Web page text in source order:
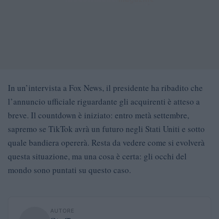
In un’intervista a Fox News, il presidente ha ribadito che
l’annuncio ufficiale riguardante gli acquirenti è atteso a
breve. Il countdown è iniziato: entro metà settembre,
sapremo se TikTok avrà un futuro negli Stati Uniti e sotto
quale bandiera opererà. Resta da vedere come si evolverà
questa situazione, ma una cosa è certa: gli occhi del
mondo sono puntati su questo caso.
AUTORE